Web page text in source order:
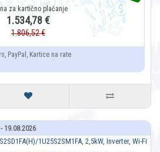
1.534,78 €
1.806,52 €
PayPal, Kartice na rate
19.08.2026